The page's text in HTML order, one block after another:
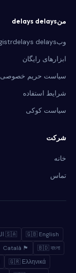
منdelays delays
وبaderegistrdelays delays
ابزارهای رایگان
سیاست حریم خصوصی
شرایط استفاده
سیاست کوکی
شرکت
خانه
تماس
🇬🇧 English 🇸🇦 العربية
🇧🇩 বাংলা
🏴 Català
🇬🇷 Ελληνικά